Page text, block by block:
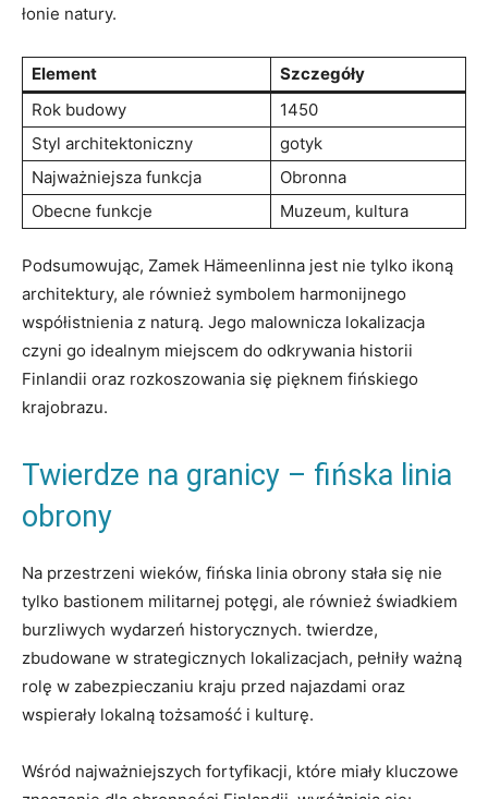
łonie natury.
Element
Szczegóły
Rok ‌budowy
1450
Styl architektoniczny
gotyk
Najważniejsza funkcja
Obronna
Obecne funkcje
Muzeum, kultura
Podsumowując, Zamek Hämeenlinna jest ⁢nie tylko ikoną
architektury, ale również symbolem harmonijnego
współistnienia z naturą. Jego malownicza lokalizacja
czyni go idealnym miejscem do odkrywania​ historii
Finlandii oraz ⁤rozkoszowania się pięknem fińskiego
krajobrazu.
Twierdze na granicy – ‍fińska ⁤linia
obrony
Na przestrzeni wieków, fińska linia obrony stała​ się nie
tylko bastionem militarnej potęgi, ale również świadkiem
burzliwych wydarzeń historycznych. twierdze,
zbudowane w strategicznych lokalizacjach,​ pełniły⁤ ważną
rolę ⁣w zabezpieczaniu kraju przed najazdami oraz
wspierały lokalną tożsamość i kulturę.
Wśród najważniejszych fortyfikacji, które miały kluczowe